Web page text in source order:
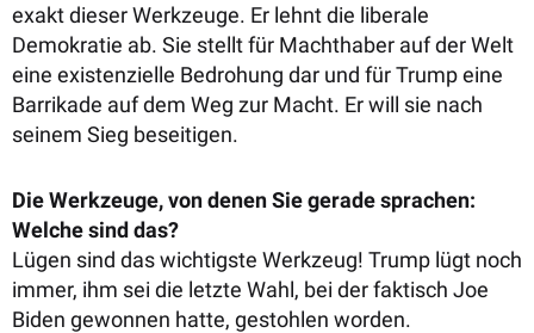
exakt dieser Werkzeuge. Er lehnt die liberale
Demokratie ab. Sie stellt für Machthaber auf der Welt
eine existenzielle Bedrohung dar und für Trump eine
Barrikade auf dem Weg zur Macht. Er will sie nach
seinem Sieg beseitigen.
Die Werkzeuge, von denen Sie gerade sprachen:
Welche sind das?
Lügen sind das wichtigste Werkzeug! Trump lügt noch
immer, ihm sei die letzte Wahl, bei der faktisch Joe
Biden gewonnen hatte, gestohlen worden.